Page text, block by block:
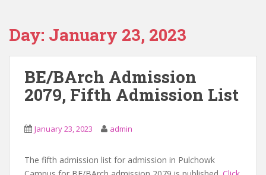
Day: January 23, 2023
BE/BArch Admission
2079, Fifth Admission List
January 23, 2023 admin
The fifth admission list for admission in Pulchowk